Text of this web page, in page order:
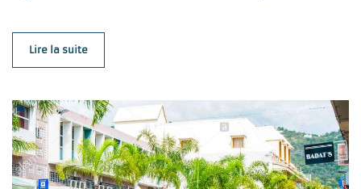
Lire la suite